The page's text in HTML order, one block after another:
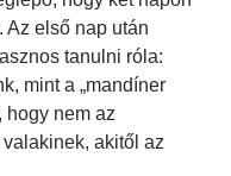
Az első nap után
tanulni róla:
mint a „mandíner
hogy nem az
akitől az